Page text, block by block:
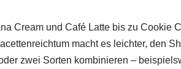
Cream und Café Latte bis zu Cookie
macht es leichter, den
zwei Sorten kombinieren –